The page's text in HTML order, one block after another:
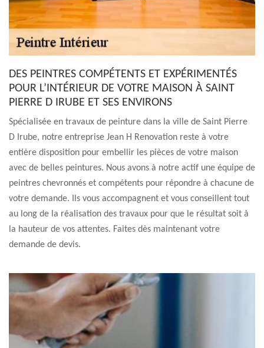
DES PEINTRES COMPÉTENTS ET EXPÉRIMENTÉS
POUR L’INTÉRIEUR DE VOTRE MAISON À SAINT
PIERRE D IRUBE ET SES ENVIRONS
Spécialisée en travaux de peinture dans la ville de Saint Pierre
D Irube, notre entreprise Jean H Renovation reste à votre
entière disposition pour embellir les pièces de votre maison
avec de belles peintures. Nous avons à notre actif une équipe de
peintres chevronnés et compétents pour répondre à chacune de
votre demande. Ils vous accompagnent et vous conseillent tout
au long de la réalisation des travaux pour que le résultat soit à
la hauteur de vos attentes. Faites dès maintenant votre
demande de devis.